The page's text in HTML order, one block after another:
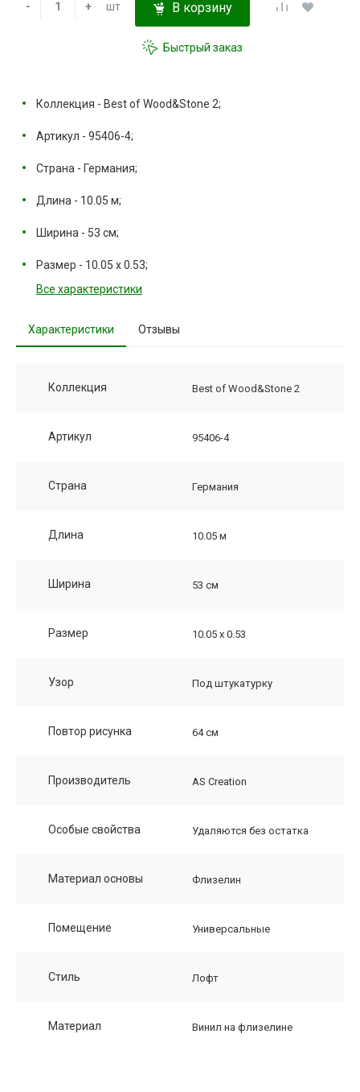
- + шт В корзину
Быстрый заказ
Коллекция - Best of Wood&Stone 2;
Артикул - 95406-4;
Страна - Германия;
Длина - 10.05 м;
Ширина - 53 см;
Размер - 10.05 х 0.53;
Все характеристики
Характеристики Отзывы
Коллекция Best of Wood&Stone 2
Артикул 95406-4
Страна Германия
Длина 10.05 м
Ширина 53 см
Размер 10.05 х 0.53
Узор Под штукатурку
Повтор рисунка 64 см
Производитель AS Creation
Особые свойства Удаляются без остатка
Материал основы Флизелин
Помещение Универсальные
Стиль Лофт
Материал Винил на флизелине